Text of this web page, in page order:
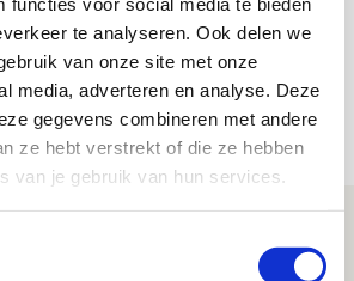
te analyseren. Ook delen we
van onze site met onze
media, adverteren en analyse. Deze
gegevens combineren met andere
ze hebt verstrekt of die ze hebben
van je gebruik van hun services.
Sport!